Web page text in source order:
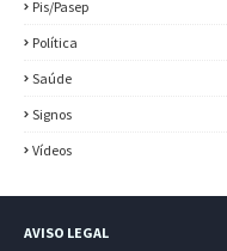
Pis/Pasep
Política
Saúde
Signos
Vídeos
AVISO LEGAL